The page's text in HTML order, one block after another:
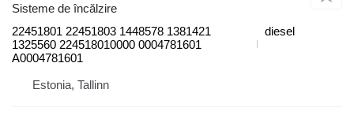
Sisteme de încălzire
22451801 22451803 1448578 1381421
1325560 224518010000 0004781601
A0004781601
diesel
Estonia, Tallinn